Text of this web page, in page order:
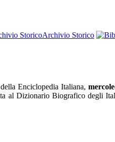
Archivio Storico
Enciclopedia Italiana,
al Dizionario Biografico degli